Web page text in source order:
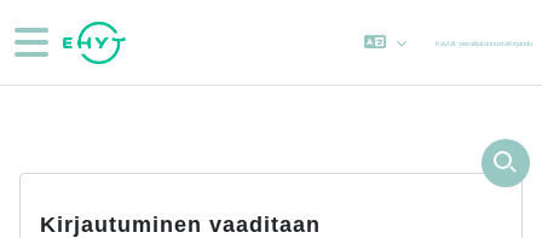
Sivupaneeli
Käytät vierailijatunnustaKirjaudu
Kirjautuminen vaaditaan